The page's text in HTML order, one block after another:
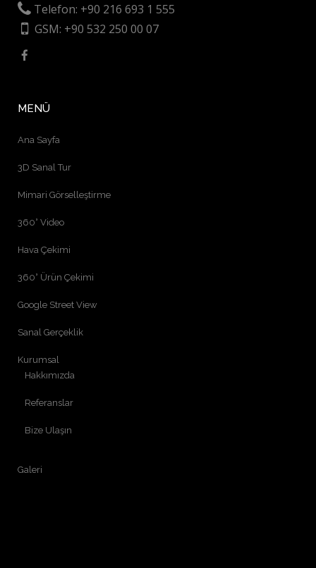
Telefon: +90 216 693 1 555
GSM: +90 532 250 00 07
MENÜ
Ana Sayfa
3D Sanal Tur
Mimari Görselleştirme
360° Video
Hava Çekimi
360° Ürün Çekimi
Google Street View
Sanal Gerçeklik
Kurumsal
Hakkımızda
Referanslar
Bize Ulaşın
Galeri